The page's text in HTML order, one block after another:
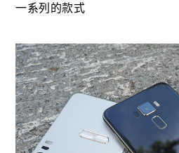
一系列的款式